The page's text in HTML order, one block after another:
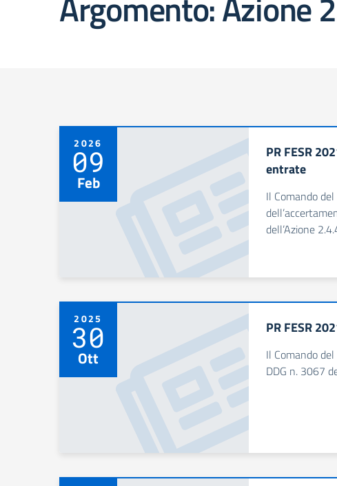
2026
09
Feb
PR FESR
entrate
Il Comando
dell’Azione
2025
30
Ott
PR FESR
Il Comando
DDG n. 3067